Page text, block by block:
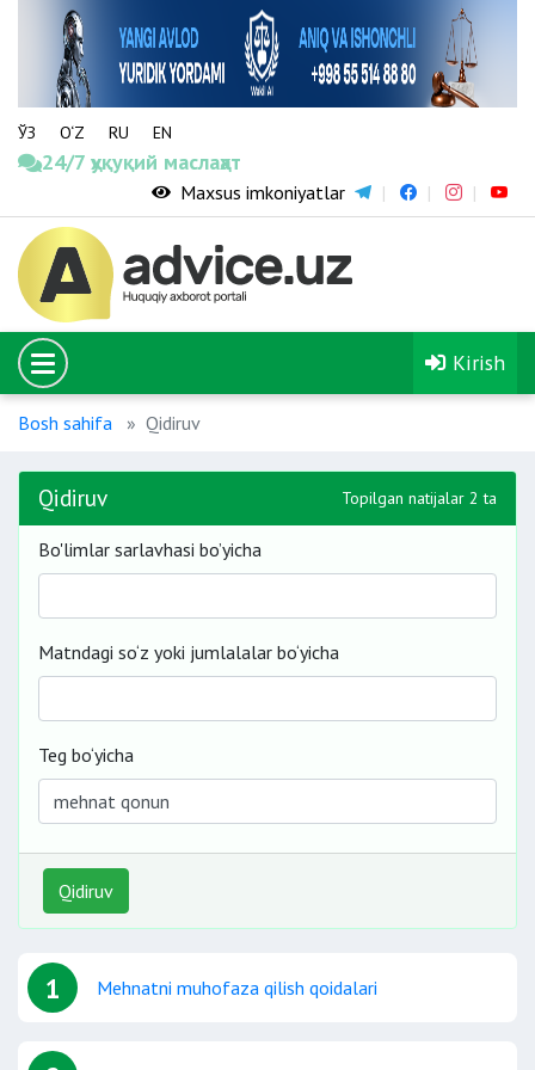
ЎЗ O‘Z RU EN
24/7 ҳуқуқий маслаҳат
Maxsus imkoniyatlar
Kirish
Bosh sahifa Qidiruv
Qidiruv Topilgan natijalar 2 ta
Bo'limlar sarlavhasi bo’yicha
Matndagi so‘z yoki jumlalalar bo‘yicha
Teg bo‘yicha
Qidiruv
1 Mehnatni muhofaza qilish qoidalari